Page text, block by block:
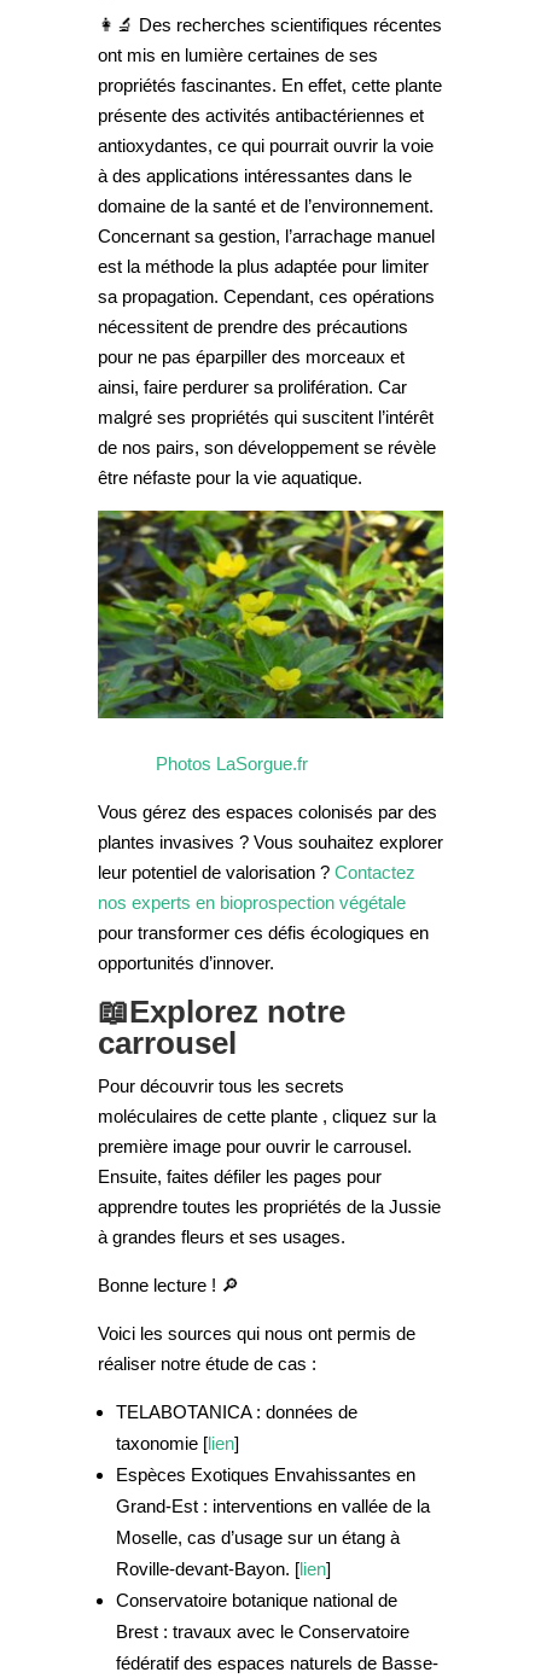
👩‍🔬 Des recherches scientifiques récentes
ont mis en lumière certaines de ses
propriétés fascinantes. En effet, cette plante
présente des activités antibactériennes et
antioxydantes, ce qui pourrait ouvrir la voie
à des applications intéressantes dans le
domaine de la santé et de l’environnement.
Concernant sa gestion, l’arrachage manuel
est la méthode la plus adaptée pour limiter
sa propagation. Cependant, ces opérations
nécessitent de prendre des précautions
pour ne pas éparpiller des morceaux et
ainsi, faire perdurer sa prolifération. Car
malgré ses propriétés qui suscitent l’intérêt
de nos pairs, son développement se révèle
être néfaste pour la vie aquatique.
Photos LaSorgue.fr
Vous gérez des espaces colonisés par des
plantes invasives ? Vous souhaitez explorer
leur potentiel de valorisation ? Contactez
nos experts en bioprospection végétale
pour transformer ces défis écologiques en
opportunités d’innover.
📖Explorez notre
carrousel
Pour découvrir tous les secrets
moléculaires de cette plante , cliquez sur la
première image pour ouvrir le carrousel.
Ensuite, faites défiler les pages pour
apprendre toutes les propriétés de la Jussie
à grandes fleurs et ses usages.
Bonne lecture ! ​🔎​
Voici les sources qui nous ont permis de
réaliser notre étude de cas :
TELABOTANICA: données de
taxonomie [lien]
Espèces Exotiques Envahissantes en
Grand-Est: interventions en vallée de la
Moselle, cas d’usage sur un étang à
Roville-devant-Bayon. [lien]
Conservatoire botanique national de
Brest : travaux avec le Conservatoire
fédératif des espaces naturels de Basse-